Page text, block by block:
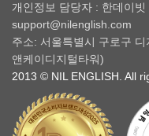
개인정보 담당자 : 한데이
support@nilenglish.com
주소: 서울특별시 구로구
앤케이디지털타워)
2013 © NIL ENGLISH. All